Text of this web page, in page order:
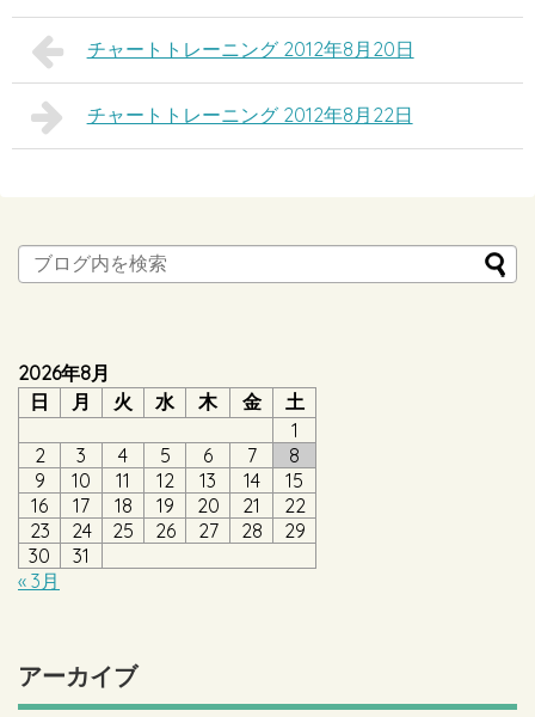
チャートトレーニング 2012年8月20日
チャートトレーニング 2012年8月22日
2026年8月
日
月 火 水 木 金
土
1
2
3 4 5 6 7
8
9
10 11 12 13 14
15
16
17 18 19 20 21
22
23
24 25 26 27 28
29
30
31
« 3月
アーカイブ